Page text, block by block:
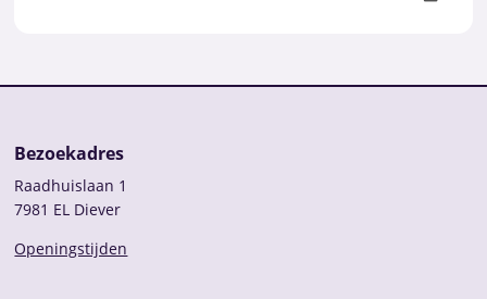
Bezoekadres
Raadhuislaan 1
7981 EL Diever
Openingstijden